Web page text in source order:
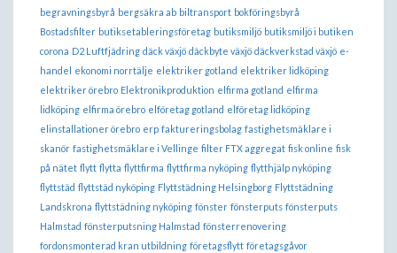
begravningsbyrå bergsäkra ab biltransport bokföringsbyrå
Bostadsfilter butiksetableringsföretag butiksmiljö butiksmiljö i butiken
corona D2 Luftfjädring däck växjö däckbyte växjö däckverkstad växjö e-
handel
ekonomi norrtälje elektriker gotland elektriker lidköping
elektriker örebro Elektronikproduktion elfirma gotland elfirma
lidköping elfirma örebro elföretag gotland elföretag lidköping
elinstallationer örebro erp faktureringsbolag fastighetsmäklare i
skanör fastighetsmäklare i Vellinge filter FTX aggregat fisk online fisk
på nätet flytt flytta flyttfirma flyttfirma nyköping flytthjälp nyköping
flyttstäd flyttstäd nyköping Flyttstädning Helsingborg Flyttstädning
Landskrona flyttstädning nyköping fönster fönsterputs fönsterputs
Halmstad fönsterputsning Halmstad fönsterrenovering
fordonsmonterad kran utbildning företagsflytt företagsgåvor